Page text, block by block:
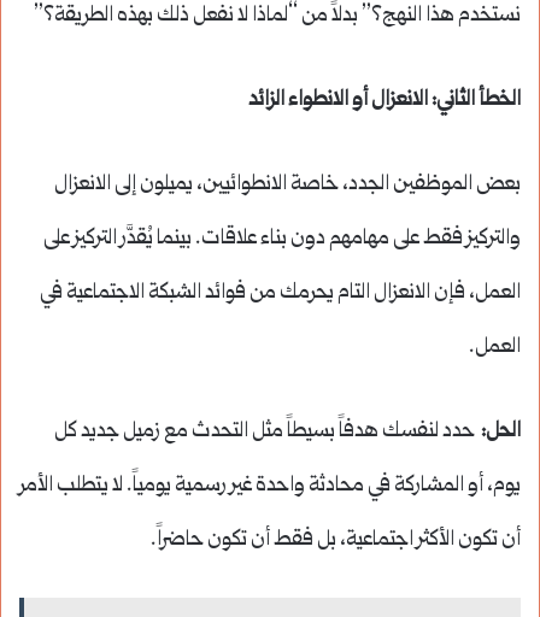
نستخدم هذا النهج؟” بدلاً من “لماذا لا نفعل ذلك بهذه الطريقة؟”
الخطأ الثاني: الانعزال أو الانطواء الزائد
بعض الموظفين الجدد، خاصة الانطوائيين، يميلون إلى الانعزال
والتركيز فقط على مهامهم دون بناء علاقات. بينما يُقدَّر التركيز على
العمل، فإن الانعزال التام يحرمك من فوائد الشبكة الاجتماعية في
العمل.
الحل: حدد لنفسك هدفاً بسيطاً مثل التحدث مع زميل جديد كل
يوم، أو المشاركة في محادثة واحدة غير رسمية يومياً. لا يتطلب الأمر
أن تكون الأكثر اجتماعية، بل فقط أن تكون حاضراً.